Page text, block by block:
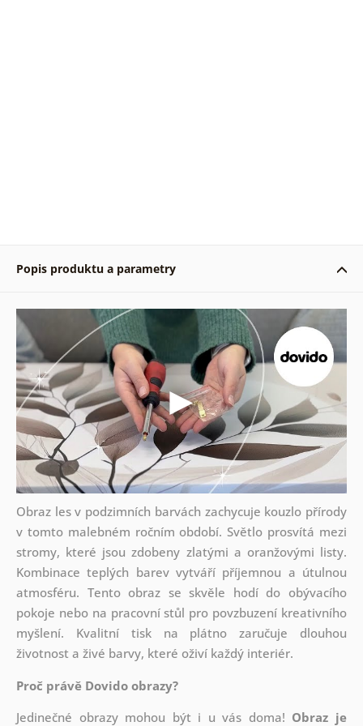
Popis produktu a parametry
Obraz les v podzimních barvách zachycuje kouzlo přírody
v tomto malebném ročním období. Světlo prosvítá mezi
stromy, které jsou zdobeny zlatými a oranžovými listy.
Kombinace teplých barev vytváří příjemnou a útulnou
atmosféru. Tento obraz se skvěle hodí do obývacího
pokoje nebo na pracovní stůl pro povzbuzení kreativního
myšlení. Kvalitní tisk na plátno zaručuje dlouhou
životnost a živé barvy, které oživí každý interiér.
Proč právě Dovido obrazy?
Jedinečné obrazy mohou být i u vás doma! Obraz je